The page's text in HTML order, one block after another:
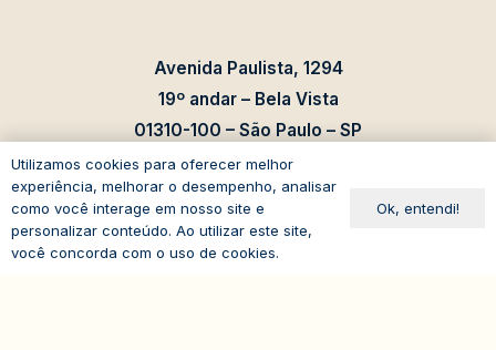
Avenida Paulista, 1294
19º andar – Bela Vista
01310-100 – São Paulo – SP
Brasil
Utilizamos cookies para oferecer melhor
experiência, melhorar o desempenho, analisar
como você interage em nosso site e
personalizar conteúdo. Ao utilizar este site,
você concorda com o uso de cookies.
Ok, entendi!